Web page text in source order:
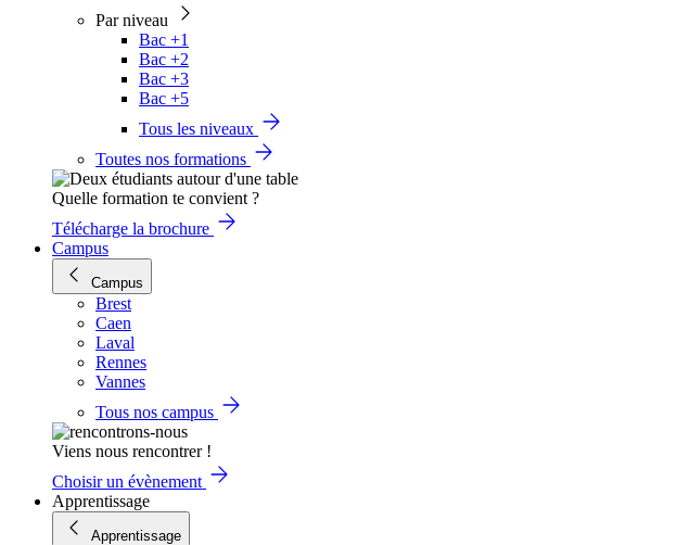
Par niveau
Bac +1
Bac +2
Bac +3
Bac +5
Tous les niveaux
Toutes nos formations
Quelle formation te convient ?
Télécharge la brochure
Campus
Campus
Brest
Caen
Laval
Rennes
Vannes
Tous nos campus
Viens nous rencontrer !
Choisir un évènement
Apprentissage
Apprentissage